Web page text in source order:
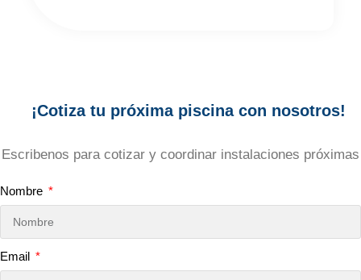
¡Cotiza tu próxima piscina con nosotros!
Escribenos para cotizar y coordinar instalaciones próximas
Nombre
Email